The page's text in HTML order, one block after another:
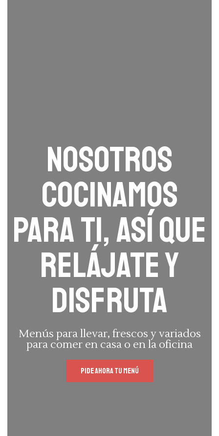
Nosotros
cocinamos
para ti, así que
relájate y
disfruta
Menús para llevar, frescos y variados
para comer en casa o en la oficina
Pide ahora tu menú